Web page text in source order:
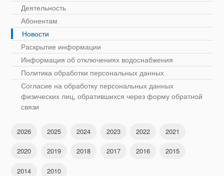
Деятельность
Абонентам
Новости
Раскрытие информации
Информация об отключениях водоснабжения
Политика обработки персональных данных
Согласие на обработку персональных данных
физических лиц, обратившихся через форму обратной
связи
2026 2025 2024 2023 2022 2021
2020 2019 2018 2017 2016 2015
2014 2010